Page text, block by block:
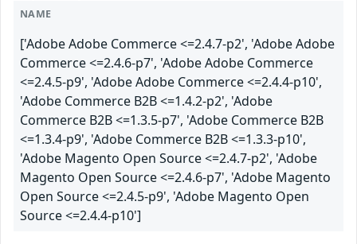
NAME
['Adobe Adobe Commerce <=2.4.7-p2', 'Adobe Adobe
Commerce <=2.4.6-p7', 'Adobe Adobe Commerce
<=2.4.5-p9', 'Adobe Adobe Commerce <=2.4.4-p10',
'Adobe Commerce B2B <=1.4.2-p2', 'Adobe
Commerce B2B <=1.3.5-p7', 'Adobe Commerce B2B
<=1.3.4-p9', 'Adobe Commerce B2B <=1.3.3-p10',
'Adobe Magento Open Source <=2.4.7-p2', 'Adobe
Magento Open Source <=2.4.6-p7', 'Adobe Magento
Open Source <=2.4.5-p9', 'Adobe Magento Open
Source <=2.4.4-p10']